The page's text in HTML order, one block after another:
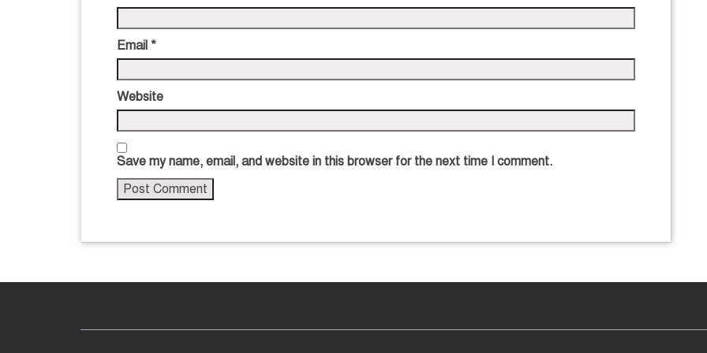
Email *
Website
Save my name, email, and website in this browser for the next time I comment.